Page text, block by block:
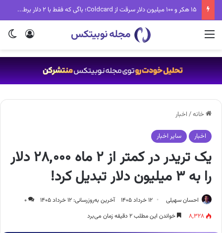
۱۵ هکر و ۱۰۰ میلیون دلار سرقت از Coldcard؛ باگی که فقط با ۲ دلار برطرف می‌شد
ورود منو
خانه/ اخبار
اخبار سایر اخبار
یک تریدر در کمتر از ۲ ماه ۲۸,۰۰۰ دلار
را به ۳ میلیون دلار تبدیل کرد!
احسان سهیلی ۱۲ خرداد ۱۴۰۵ آخرین به‌روزرسانی: ۱۲ خرداد ۱۴۰۵
۰
۸,۳۲۸
خواندن این مطلب ۲ دقیقه زمان می‌برد